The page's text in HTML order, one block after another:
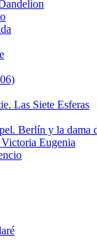
Las Siete Esferas
Berlín y la dama
Eugenia